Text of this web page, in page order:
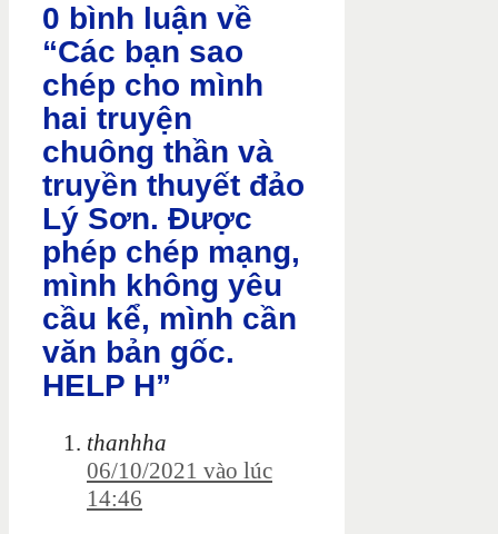
0 bình luận về
“Các bạn sao
chép cho mình
hai truyện
chuông thần và
truyền thuyết đảo
Lý Sơn. Được
phép chép mạng,
mình không yêu
cầu kể, mình cần
văn bản gốc.
HELP H”
thanhha
06/10/2021 vào lúc
14:46